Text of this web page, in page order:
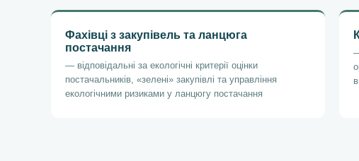
Фахівці з закупівель та ланцюга
постачання
— відповідальні за екологічні критерії оцінки
постачальників, «зелені» закупівлі та управління
екологічними ризиками у ланцюгу постачання